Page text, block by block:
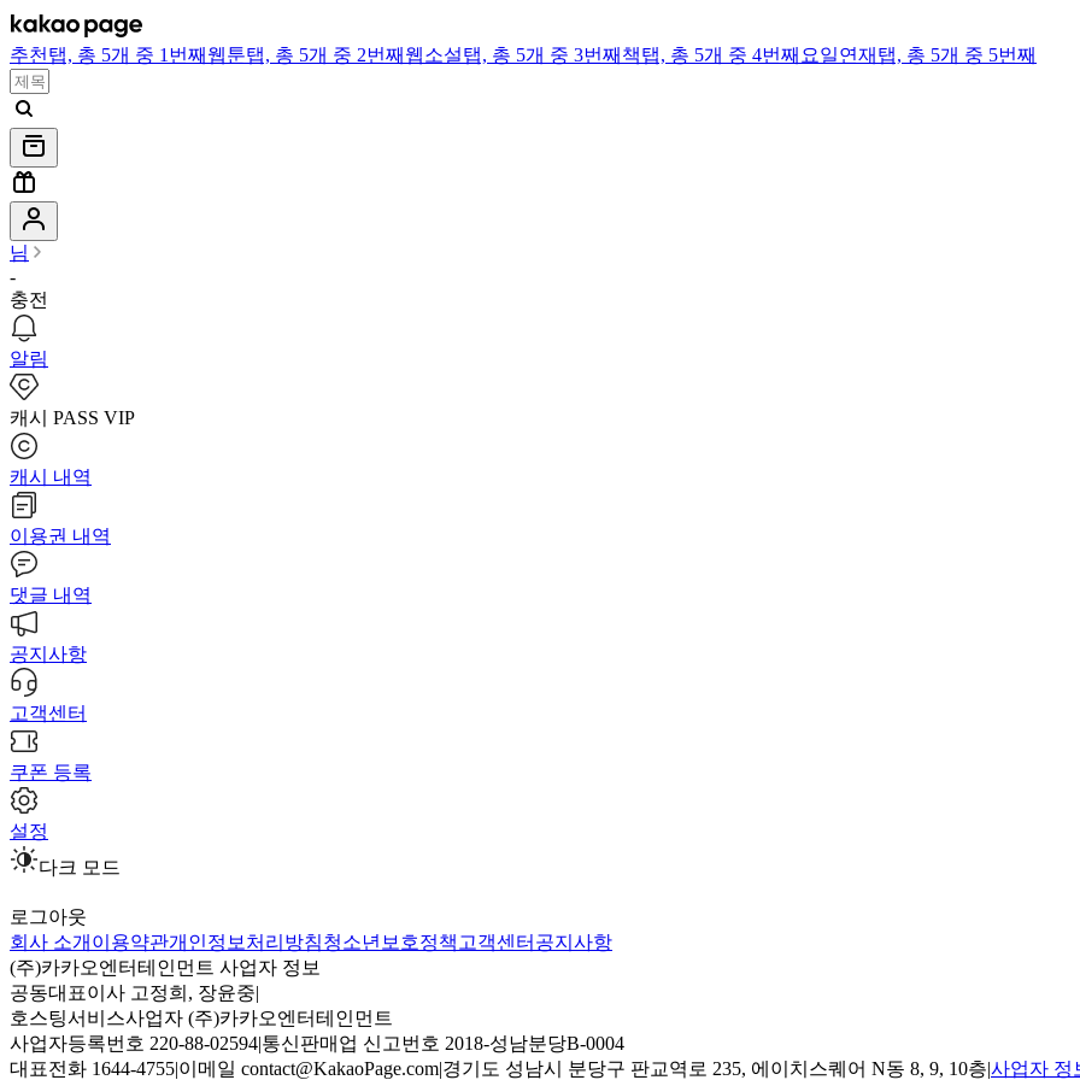
추천 탭, 총 5개 중 1번째 웹툰탭, 총 5개 중 2번째 웹소설탭, 총 5개 중 3번째 책탭, 총 5개 중 4번째 요일연재 탭, 총 5개 중 5번째
님
-
충전
알림
캐시 PASS VIP
캐시 내역
이용권 내역
댓글 내역
공지사항
고객센터
쿠폰 등록
설정
다크 모드
로그아웃
회사 소개 이용약관개인정보처리방침청소년보호정책 고객센터 공지사항
(주)카카오엔터테인먼트 사업자 정보
공동대표이사 고정희, 장윤중|
호스팅서비스사업자 (주)카카오엔터테인먼트
사업자등록번호 220-88-02594|통신판매업 신고번호 2018-성남분당B-0004
대표전화 1644-4755|이메일 contact@KakaoPage.com|경기도 성남시 분당구 판교역로 235, 에이치스퀘어 N동 8, 9, 10층|사업자 정